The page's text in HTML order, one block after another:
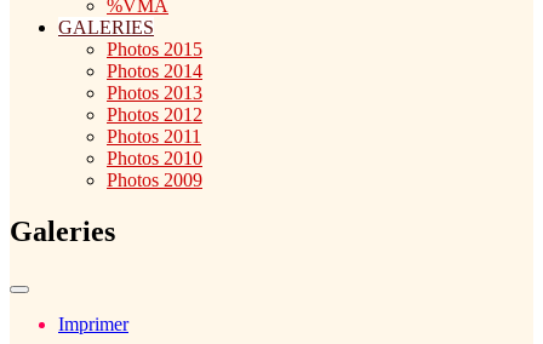
%VMA
GALERIES
Photos 2015
Photos 2014
Photos 2013
Photos 2012
Photos 2011
Photos 2010
Photos 2009
Galeries
Imprimer